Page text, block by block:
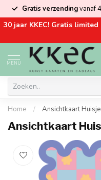
Gratis verzendingvanaf
30 jaar KKEC! Gratis
MENU
Home / Ansichtkaart
Ansichtkaart